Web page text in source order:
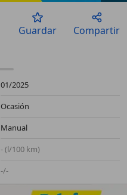
Guardar Compartir
01/2025
Ocasión
Manual
- (l/100 km)
-/-